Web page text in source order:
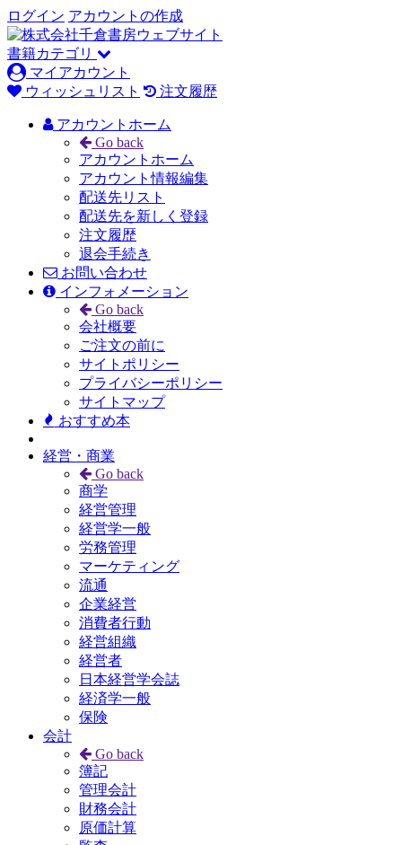
ログイン アカウントの作成
書籍カテゴリ
マイアカウント
ウィッシュリスト
注文履歴
アカウントホーム
Go back
アカウントホーム
アカウント情報編集
配送先リスト
配送先を新しく登録
注文履歴
退会手続き
お問い合わせ
インフォメーション
Go back
会社概要
ご注文の前に
サイトポリシー
プライバシーポリシー
サイトマップ
おすすめ本
経営・商業
Go back
商学
経営管理
経営学一般
労務管理
マーケティング
流通
企業経営
消費者行動
経営組織
経営者
日本経営学会誌
経済学一般
保険
会計
Go back
簿記
管理会計
財務会計
原価計算